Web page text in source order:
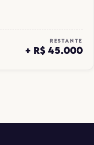
RESTANTE
+ R$ 45.000